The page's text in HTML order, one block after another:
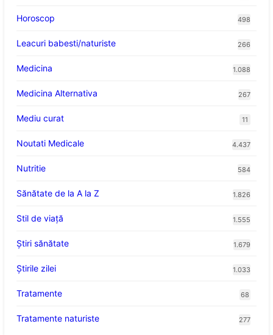
Horoscop 498
Leacuri babesti/naturiste 266
Medicina 1.088
Medicina Alternativa 267
Mediu curat 11
Noutati Medicale 4.437
Nutritie 584
Sănătate de la A la Z 1.826
Stil de viaţă 1.555
Ştiri sănătate 1.679
Știrile zilei 1.033
Tratamente 68
Tratamente naturiste 277